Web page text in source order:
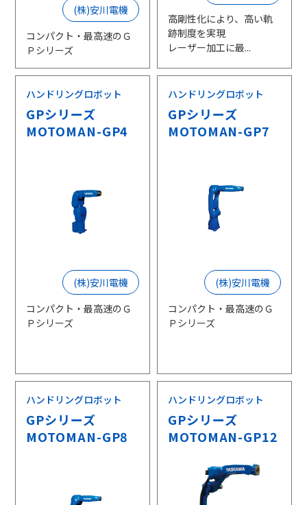
(株)安川電機
コンパクト・最高速のＧ
Ｐシリーズ
高剛性化により、高い軌
跡制度を実現
レーザー加工に最...
ハンドリングロボット
GPシリーズ
MOTOMAN-GP4
(株)安川電機
コンパクト・最高速のＧ
Ｐシリーズ
ハンドリングロボット
GPシリーズ
MOTOMAN-GP7
(株)安川電機
コンパクト・最高速のＧ
Ｐシリーズ
ハンドリングロボット
GPシリーズ
MOTOMAN-GP8
ハンドリングロボット
GPシリーズ
MOTOMAN-GP12